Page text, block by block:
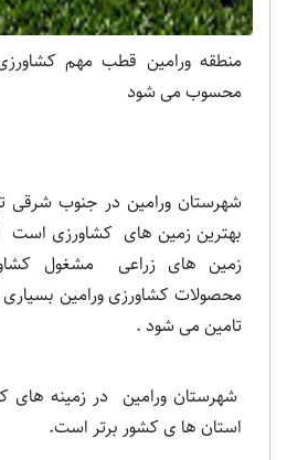
منطقه ورامین قطب مهم
محسوب می شود
شهرستان ورامین در جنوب شرقی
بهترین زمین های کشاورزی است
زمین های زراعی مشغول
محصولات کشاورزی ورامین بسیاری
تامین می شود .
شهرستان ورامین در زمینه های
استان ها ی کشور برتر است.